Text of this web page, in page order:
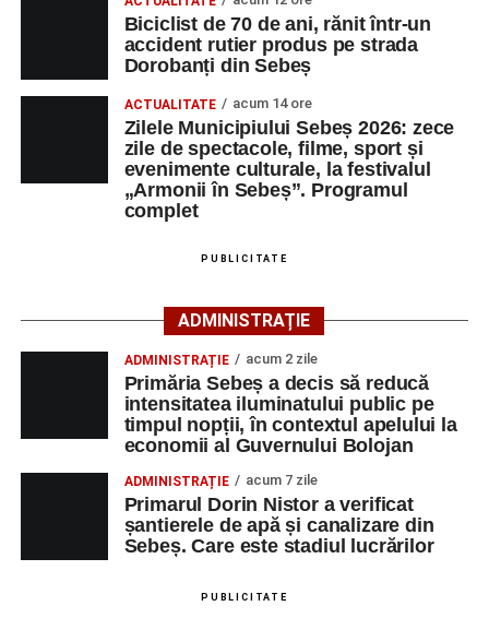
Adaugă-ne ca sursă preferată
Urmărește-ne pe Google News
Ultimele știri din Sebeș
4–6 septembrie 2026: Prima ediție a Transylvania
Fest, la Cetatea Greavilor din Gârbova
Accident rutier la ieșirea din Șugag spre Popasul
Biciclist de 70 de ani, rănit într-un accident rutier
Biciclist de 70 de ani, rănit într-un
accident rutier produs pe strada
Dorobanți din Sebeș
ACTUALITATE acum 14 ore
Zilele Municipiului Sebeș 2026: zece
zile de spectacole, filme, sport și
evenimente culturale, la festivalul
„Armonii în Sebeș”. Programul
complet
PUBLICITATE
ADMINISTRAȚIE
ADMINISTRAȚIE acum 2 zile
Primăria Sebeș a decis să reducă
intensitatea iluminatului public pe
timpul nopții, în contextul apelului la
economii al Guvernului Bolojan
ADMINISTRAȚIE acum 7 zile
Primarul Dorin Nistor a verificat
șantierele de apă și canalizare din
Sebeș. Care este stadiul lucrărilor
PUBLICITATE